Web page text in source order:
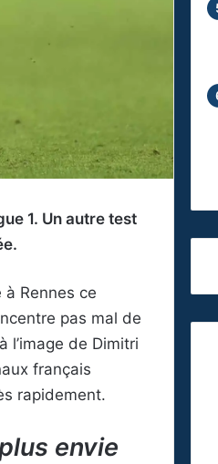
1. Un autre test
Rennes ce
pas mal de
l’image de Dimitri
français
rapidement.
envie